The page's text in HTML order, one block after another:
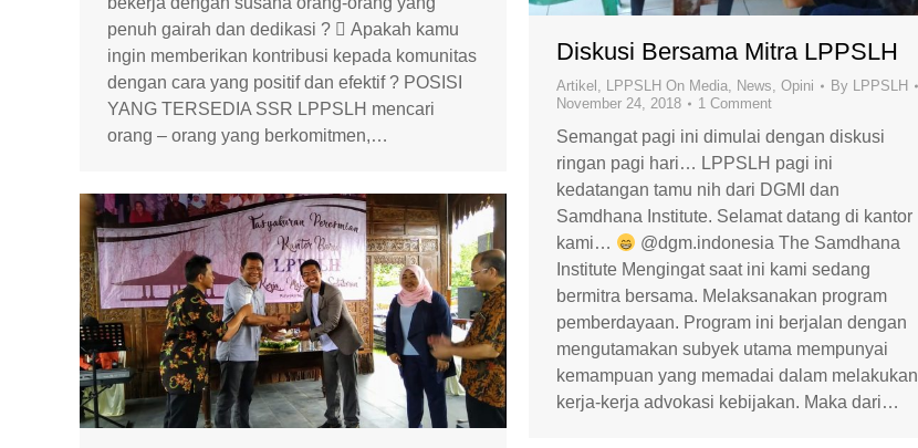
penuh gairah dan dedikasi ?  Apakah kamu
ingin memberikan kontribusi kepada komunitas
dengan cara yang positif dan efektif ? POSISI
YANG TERSEDIA SSR LPPSLH mencari
orang – orang yang berkomitmen,…
Diskusi Bersama Mitra LPPSLH
Artikel , LPPSLH On Media, News, Opini By LPPSLH
November 24, 2018
1 Comment
Semangat pagi ini dimulai dengan diskusi
ringan pagi hari… LPPSLH pagi ini
kedatangan tamu nih dari DGMI dan
Samdhana Institute. Selamat datang di kantor
kami…
@dgm.indonesia The Samdhana
Institute Mengingat saat ini kami sedang
bermitra bersama. Melaksanakan program
pemberdayaan. Program ini berjalan dengan
mengutamakan subyek utama mempunyai
kemampuan yang memadai dalam melakukan
kerja-kerja advokasi kebijakan. Maka dari…